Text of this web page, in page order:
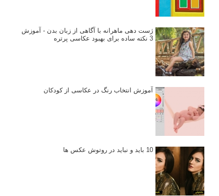
ژست دهی ماهرانه با آگاهی از زبان بدن - آموزش
3 نکته ساده برای بهبود عکاسی پرتره
آموزش انتخاب رنگ در عکاسی از کودکان
10 باید و نباید در روتوش عکس ها